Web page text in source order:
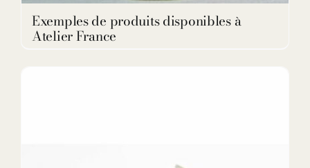
Exemples de produits disponibles à
Atelier France